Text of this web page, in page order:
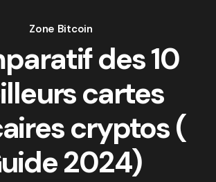
Zone Bitcoin
des 10
cartes
cryptos (
2024)